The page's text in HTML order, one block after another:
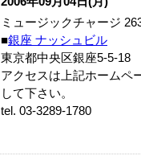
ミュージックチャージ
■銀座 ナッシュビル
東京都中央区銀座5-5-18
アクセスは上記ホームペ
して下さい。
tel. 03-3289-1780